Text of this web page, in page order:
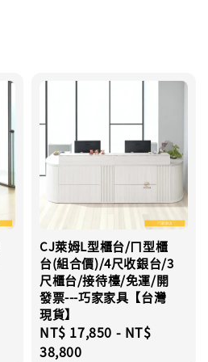
CJ萊姆L型櫃台/ㄇ型櫃
台(組合價)/4尺收銀台/3
尺櫃台/接待檯/免運/開
發票---巧家家具【台灣
現貨】
Regular
price
NT$ 17,850 - NT$
38,800